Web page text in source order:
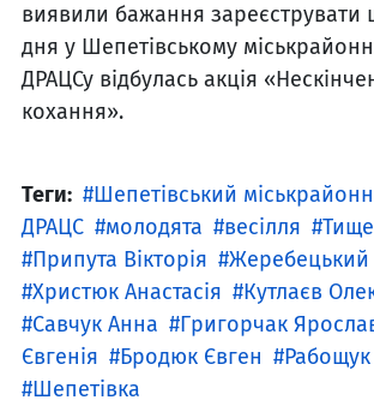
виявили бажання зареєструвати
дня у Шепетівському
ДРАЦСу відбулась акція
кохання».
Теги:
Шепетівський
ДРАЦС
молодята весілля
Припута Вікторія
Христюк Анастасія
Кутлаєв
Савчук Анна
Григорчак
Євгенія
Бродюк Євген
Шепетівка